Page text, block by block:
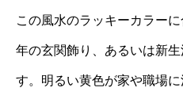
この風水のラッキーカラー
年の玄関飾り、あるいは新
す。明るい黄色が家や職場